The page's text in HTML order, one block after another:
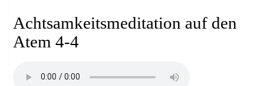
Achtsamkeitsmeditation auf den
Atem 4-4